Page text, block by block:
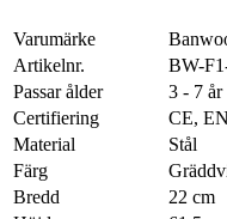
Varumärke
Artikelnr.
BW-
Passar ålder
3 - 7 år
Certifiering
CE,
Material
Stål
Färg
Bredd
22 cm